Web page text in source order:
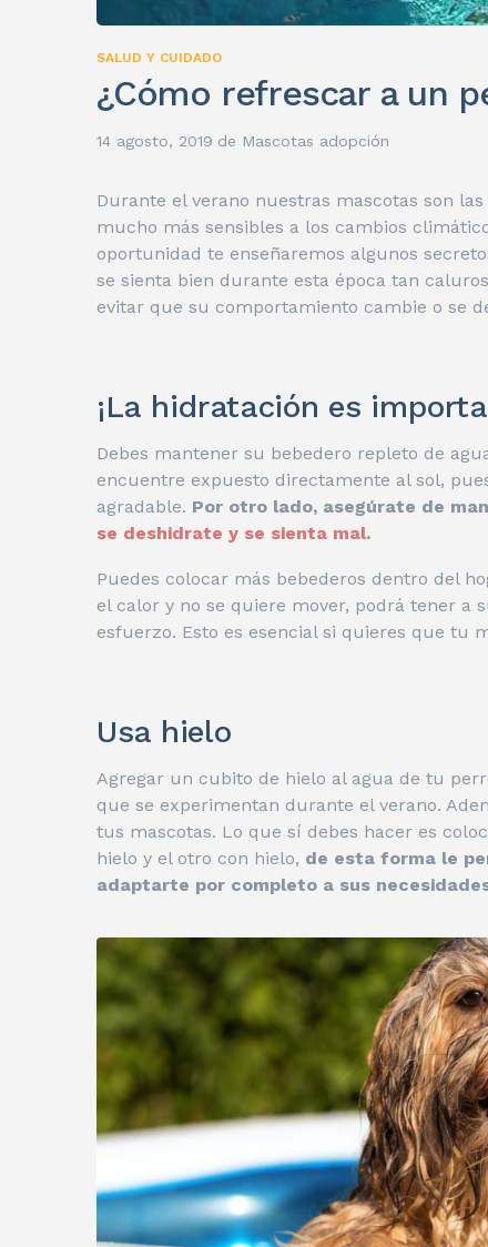
SALUD Y CUIDADO
¿Cómo refrescar a un
14 agosto, 2019 de Mascotas adopción
Durante el verano nuestras mascotas son
mucho más sensibles a los cambios
oportunidad te enseñaremos algunos
se sienta bien durante esta época tan
evitar que su comportamiento cambie o se
¡La hidratación es
Debes mantener su bebedero repleto de
encuentre expuesto directamente al sol,
agradable. Por otro lado, asegúrate de
se deshidrate y se sienta mal.
Puedes colocar más bebederos dentro del
el calor y no se quiere mover, podrá tener a
esfuerzo. Esto es esencial si quieres que tu
Usa hielo
Agregar un cubito de hielo al agua de tu
que se experimentan durante el verano.
tus mascotas. Lo que sí debes hacer es
hielo y el otro con hielo, de esta forma le
adaptarte por completo a sus